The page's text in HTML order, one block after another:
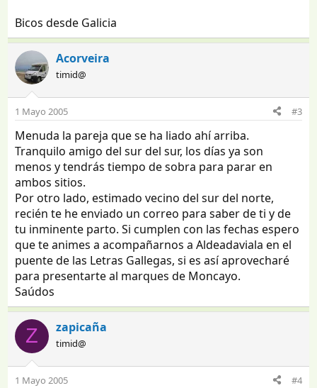
Bicos desde Galicia
Acorveira
timid@
1 Mayo 2005 #3
Menuda la pareja que se ha liado ahí arriba.
Tranquilo amigo del sur del sur, los días ya son
menos y tendrás tiempo de sobra para parar en
ambos sitios.
Por otro lado, estimado vecino del sur del norte,
recién te he enviado un correo para saber de ti y de
tu inminente parto. Si cumplen con las fechas espero
que te animes a acompañarnos a Aldeadaviala en el
puente de las Letras Gallegas, si es así aprovecharé
para presentarte al marques de Moncayo.
Saúdos
Z zapicaña
timid@
1 Mayo 2005 #4